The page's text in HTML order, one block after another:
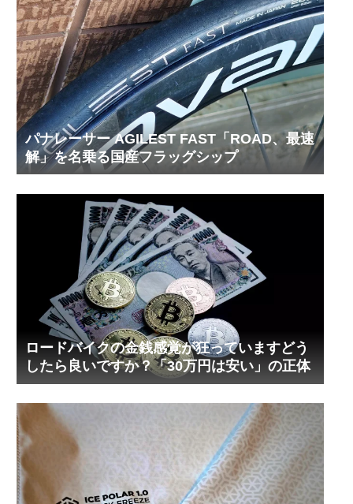
パナレーサー AGILEST FAST「ROAD、最速
解」を名乗る国産フラッグシップ
ロードバイクの金銭感覚が狂っていますどう
したら良いですか？「30万円は安い」の正体